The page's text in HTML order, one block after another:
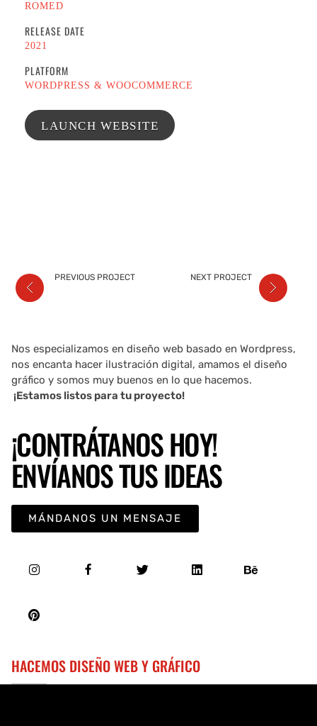
ROMED
RELEASE DATE
2021
PLATFORM
WORDPRESS & WOOCOMMERCE
LAUNCH WEBSITE
PREVIOUS PROJECT NEXT PROJECT
Nos especializamos en diseño web basado en Wordpress,
nos encanta hacer ilustración digital, amamos el diseño
gráfico y somos muy buenos en lo que hacemos.
¡Estamos listos para tu proyecto!
¡CONTRÁTANOS HOY!
ENVÍANOS TUS IDEAS
MÁNDANOS UN MENSAJE
HACEMOS DISEÑO WEB Y GRÁFICO